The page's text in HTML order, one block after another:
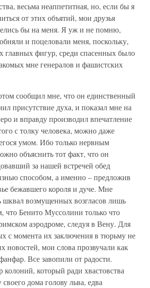
весьма неаппетитная, но, если бы я
от этих объятий, мои друзья
бы на меня. Я уж и не помню,
и поцеловали меня, поскольку,
главных фигур, среди спасенных было
мне генералов и фашистских
сообщил мне, что он единственный
присутствие духа, и показал мне на
и вправду производил впечатление
с толку человека, можно даже
умом. Ибо только нервным
объяснить тот факт, что он
за нашей встречей обед
способом, а именно – предложив
бежавшего короля и дуче. Мне
шквал возмущенных возгласов лишь
что Бенито Муссолини только что
аэродроме, следуя в Вену. Для
с момента их заключения в тюрьму не
новостей, мои слова прозвучали как
Все завопили от радости.
который ради хвастовства
дома голову льва, едва